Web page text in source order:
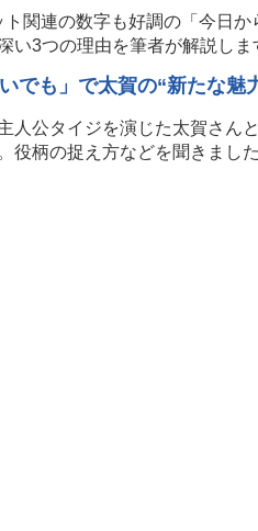
関連の数字も好調の「今日か
3つの理由を筆者が解説しま
でも」で太賀の“新たな魅
人公タイジを演じた太賀さん
役柄の捉え方などを聞きました